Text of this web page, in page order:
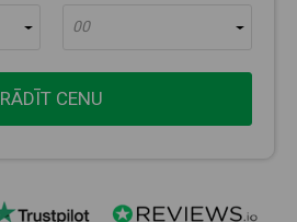
00
RĀDĪT CENU